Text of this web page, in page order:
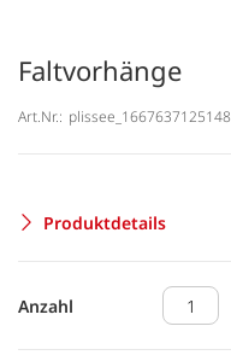
Faltvorhänge
Art.Nr.: plissee_1667637125148
Produktdetails
Anzahl